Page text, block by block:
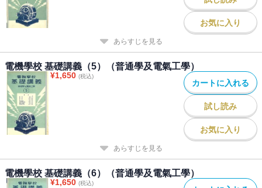
お気に入り
あらすじを見る
電機學校 基礎講義（5）（普通學及電氣工學）
¥1,650 (税込)
カートに入れる
試し読み
お気に入り
あらすじを見る
電機學校 基礎講義（6）（普通學及電氣工學）
¥1,650 (税込)